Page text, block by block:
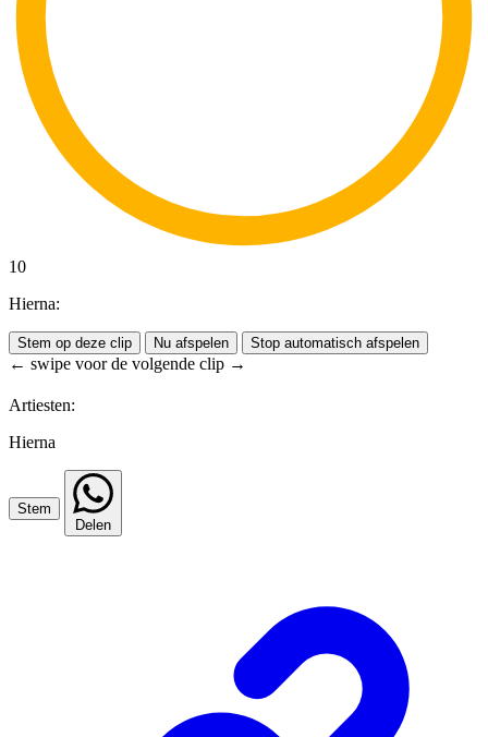
10
Hierna:
Stem op deze clip Nu afspelen Stop automatisch afspelen
← swipe voor de volgende clip →
Artiesten:
Hierna
Stem
Delen